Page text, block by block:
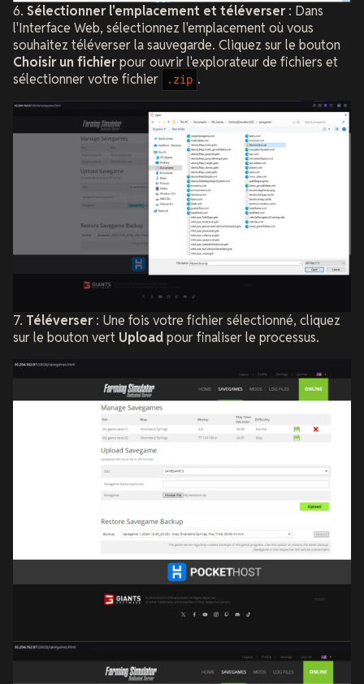
6. Sélectionner l'emplacement et téléverser: Dans
l'Interface Web, sélectionnez l'emplacement où vous
souhaitez téléverser la sauvegarde. Cliquez sur le bouton
Choisir un fichierpour ouvrir l'explorateur de fichiers et
sélectionner votre fichier
.zip .
7. Téléverser: Une fois votre fichier sélectionné, cliquez
sur le bouton vert Uploadpour finaliser le processus.